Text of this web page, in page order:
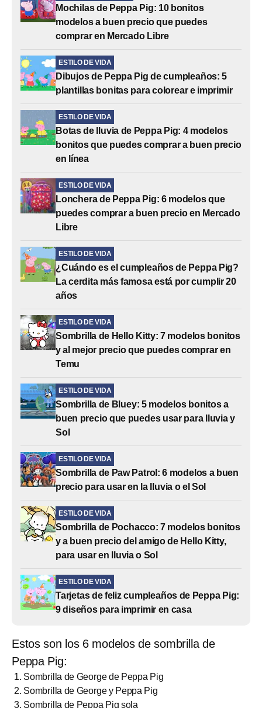
Mochilas de Peppa Pig: 10 bonitos
modelos a buen precio que puedes
comprar en Mercado Libre
ESTILO DE VIDA
Dibujos de Peppa Pig de cumpleaños: 5
plantillas bonitas para colorear e imprimir
ESTILO DE VIDA
Botas de lluvia de Peppa Pig: 4 modelos
bonitos que puedes comprar a buen precio
en línea
ESTILO DE VIDA
Lonchera de Peppa Pig: 6 modelos que
puedes comprar a buen precio en Mercado
Libre
ESTILO DE VIDA
¿Cuándo es el cumpleaños de Peppa Pig?
La cerdita más famosa está por cumplir 20
años
ESTILO DE VIDA
Sombrilla de Hello Kitty: 7 modelos bonitos
y al mejor precio que puedes comprar en
Temu
ESTILO DE VIDA
Sombrilla de Bluey: 5 modelos bonitos a
buen precio que puedes usar para lluvia y
Sol
ESTILO DE VIDA
Sombrilla de Paw Patrol: 6 modelos a buen
precio para usar en la lluvia o el Sol
ESTILO DE VIDA
Sombrilla de Pochacco: 7 modelos bonitos
y a buen precio del amigo de Hello Kitty,
para usar en lluvia o Sol
ESTILO DE VIDA
Tarjetas de feliz cumpleaños de Peppa Pig:
9 diseños para imprimir en casa
Estos son los 6 modelos de sombrilla de
Peppa Pig:
Sombrilla de George de Peppa Pig
Sombrilla de George y Peppa Pig
Sombrilla de Peppa Pig sola